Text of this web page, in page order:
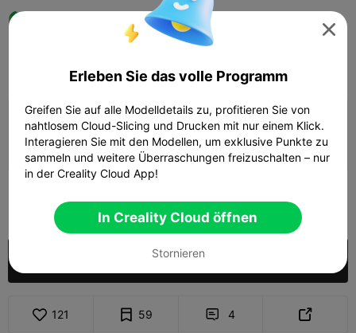
Print Settings Hinzufügen Kunst & Design
 Druckkonfiguration hinzufügen
Mehr Punkte verdienen
100 
Kaufen
121 59  4 

Erleben Sie das volle Programm
Greifen Sie auf alle Modelldetails zu, profitieren Sie von
nahtlosem Cloud-Slicing und Drucken mit nur einem Klick.
Interagieren Sie mit den Modellen, um exklusive Punkte zu
sammeln und weitere Überraschungen freizuschalten – nur
in der Creality Cloud App!
In Creality Cloud öffnen
Stornieren